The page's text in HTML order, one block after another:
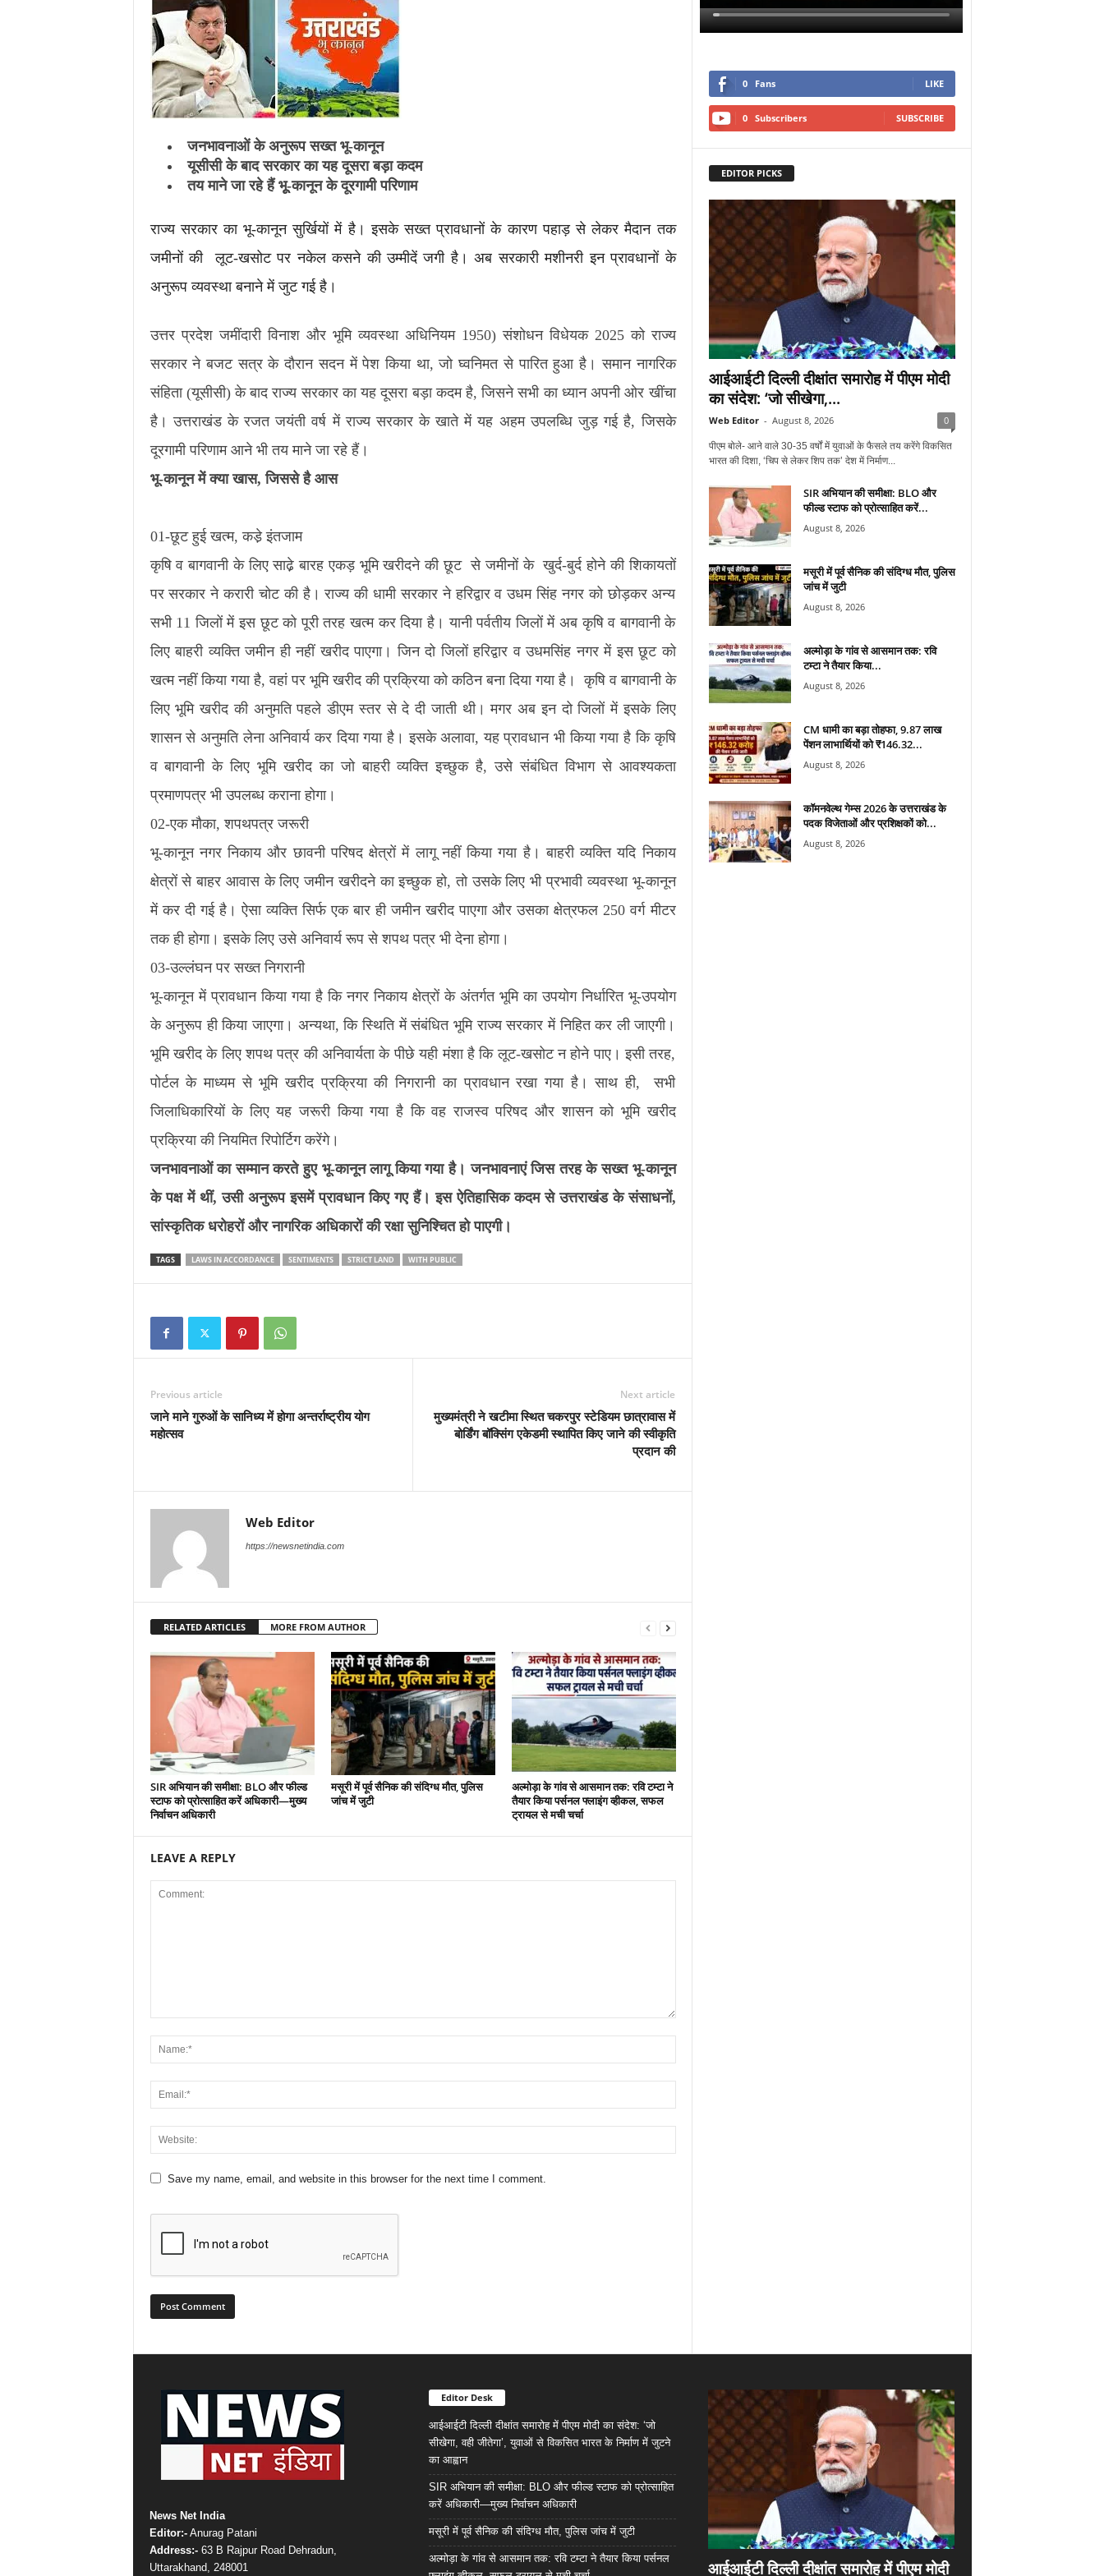
जनभावनाओं के अनुरूप सख्त भू-कानून
यूसीसी के बाद सरकार का यह दूसरा बड़ा कदम
तय माने जा रहे हैं भूू-कानून के दूरगामी परिणाम
राज्य सरकार का भू-कानून सुर्खियों में है। इसके सख्त प्रावधानों के कारण पहाड़ से लेकर मैदान तक
जमीनों की लूट-खसोट पर नकेल कसने की उम्मीदें जगी है। अब सरकारी मशीनरी इन प्रावधानों के
अनुरूप व्यवस्था बनाने में जुट गई है।
उत्तर प्रदेश जमींदारी विनाश और भूमि व्यवस्था अधिनियम 1950) संशोधन विधेयक 2025 को राज्य
सरकार ने बजट सत्र के दौरान सदन में पेश किया था, जो घ्वनिमत से पारित हुआ है। समान नागरिक
संहिता (यूसीसी) के बाद राज्य सरकार का यह दूसरा बड़ा कदम है, जिसने सभी का ध्यान अपनी ओर खींचा
है। उत्तराखंड के रजत जयंती वर्ष में राज्य सरकार के खाते में यह अहम उपलब्धि जुड़ गई है, जिसके
दूरगामी परिणाम आने भी तय माने जा रहे हैं।
भू-कानून में क्या खास, जिससे है आस
01-छूट हुई खत्म, कडे़ इंतजाम
कृषि व बागवानी के लिए साढे़ बारह एकड़ भूमि खरीदने की छूट से जमीनों के खुर्द-बुर्द होने की शिकायतों
पर सरकार ने करारी चोट की है। राज्य की धामी सरकार ने हरिद्वार व उधम सिंह नगर को छोड़कर अन्य
सभी 11 जिलों में इस छूट को पूरी तरह खत्म कर दिया है। यानी पर्वतीय जिलों में अब कृषि व बागवानी के
लिए बाहरी व्यक्ति जमीन ही नहीं खरीद पाएगा। जिन दो जिलों हरिद्वार व उधमसिंह नगर में इस छूट को
खत्म नहीं किया गया है, वहां पर भूमि खरीद की प्रक्रिया को कठिन बना दिया गया है। कृषि व बागवानी के
लिए भूमि खरीद की अनुमति पहले डीएम स्तर से दे दी जाती थी। मगर अब इन दो जिलों में इसके लिए
शासन से अनुमति लेना अनिवार्य कर दिया गया है। इसके अलावा, यह प्रावधान भी किया गया है कि कृषि
व बागवानी के लिए भूमि खरीद का जो बाहरी व्यक्ति इच्छुक है, उसे संबंधित विभाग से आवश्यकता
प्रमाणपत्र भी उपलब्ध कराना होगा।
02-एक मौका, शपथपत्र जरूरी
भू-कानून नगर निकाय और छावनी परिषद क्षेत्रों में लागू नहीं किया गया है। बाहरी व्यक्ति यदि निकाय
क्षेत्रों से बाहर आवास के लिए जमीन खरीदने का इच्छुक हो, तो उसके लिए भी प्रभावी व्यवस्था भू-कानून
में कर दी गई है। ऐसा व्यक्ति सिर्फ एक बार ही जमीन खरीद पाएगा और उसका क्षेत्रफल 250 वर्ग मीटर
तक ही होगा। इसके लिए उसे अनिवार्य रूप से शपथ पत्र भी देना होगा।
03-उल्लंघन पर सख्त निगरानी
भू-कानून में प्रावधान किया गया है कि नगर निकाय क्षेत्रों के अंतर्गत भूमि का उपयोग निर्धारित भू-उपयोग
के अनुरूप ही किया जाएगा। अन्यथा, कि स्थिति में संबंधित भूमि राज्य सरकार में निहित कर ली जाएगी।
भूमि खरीद के लिए शपथ पत्र की अनिवार्यता के पीछे यही मंशा है कि लूट-खसोट न होने पाए। इसी तरह,
पोर्टल के माध्यम से भूमि खरीद प्रक्रिया की निगरानी का प्रावधान रखा गया है। साथ ही, सभी
जिलाधिकारियों के लिए यह जरूरी किया गया है कि वह राजस्व परिषद और शासन को भूमि खरीद
प्रक्रिया की नियमित रिपोर्टिग करेंगे।
जनभावनाओं का सम्मान करते हुए भू-कानून लागू किया गया है। जनभावनाएं जिस तरह के सख्त भू-कानून
के पक्ष में थीं, उसी अनुरूप इसमें प्रावधान किए गए हैं। इस ऐतिहासिक कदम से उत्तराखंड के संसाधनों,
सांस्कृतिक धरोहरों और नागरिक अधिकारों की रक्षा सुनिश्चित हो पाएगी।
TAGS LAWS IN ACCORDANCE SENTIMENTS STRICT LAND WITH PUBLIC
Previous article
जाने माने गुरुओं के सानिध्य में होगा अन्तर्राष्ट्रीय योग
महोत्सव
Next article
मुख्यमंत्री ने खटीमा स्थित चकरपुर स्टेडियम छात्रावास में
बोर्डिंग बॉक्सिंग एकेडमी स्थापित किए जाने की स्वीकृति
प्रदान की
Web Editor
https://newsnetindia.com
RELATED ARTICLES MORE FROM AUTHOR
SIR अभियान की समीक्षा: BLO और फील्ड
स्टाफ को प्रोत्साहित करें अधिकारी—मुख्य
निर्वाचन अधिकारी
मसूरी में पूर्व सैनिक की संदिग्ध मौत, पुलिस
जांच में जुटी
अल्मोड़ा के गांव से आसमान तक: रवि टम्टा ने
तैयार किया पर्सनल फ्लाइंग व्हीकल, सफल
ट्रायल से मची चर्चा
LEAVE A REPLY
Save my name, email, and website in this browser for the next time I comment.
0 Fans LIKE
0 Subscribers SUBSCRIBE
EDITOR PICKS
आईआईटी दिल्ली दीक्षांत समारोह में पीएम मोदी
का संदेश: ‘जो सीखेगा,...
Web Editor - August 8, 2026 0
पीएम बोले- आने वाले 30-35 वर्षों में युवाओं के फैसले तय करेंगे विकसित
भारत की दिशा, ‘चिप से लेकर शिप तक’ देश में निर्माण...
SIR अभियान की समीक्षा: BLO और
फील्ड स्टाफ को प्रोत्साहित करें...
August 8, 2026
मसूरी में पूर्व सैनिक की संदिग्ध मौत, पुलिस
जांच में जुटी
August 8, 2026
अल्मोड़ा के गांव से आसमान तक: रवि
टम्टा ने तैयार किया...
August 8, 2026
CM धामी का बड़ा तोहफा, 9.87 लाख
पेंशन लाभार्थियों को ₹146.32...
August 8, 2026
कॉमनवेल्थ गेम्स 2026 के उत्तराखंड के
पदक विजेताओं और प्रशिक्षकों को...
August 8, 2026
News Net India
Editor:-Anurag Patani
Address:-63 B Rajpur Road Dehradun,
Uttarakhand, 248001
Editor Desk
आईआईटी दिल्ली दीक्षांत समारोह में पीएम मोदी का संदेश: ‘जो
सीखेगा, वही जीतेगा’, युवाओं से विकसित भारत के निर्माण में जुटने
का आह्वान
SIR अभियान की समीक्षा: BLO और फील्ड स्टाफ को प्रोत्साहित
करें अधिकारी—मुख्य निर्वाचन अधिकारी
मसूरी में पूर्व सैनिक की संदिग्ध मौत, पुलिस जांच में जुटी
अल्मोड़ा के गांव से आसमान तक: रवि टम्टा ने तैयार किया पर्सनल
आईआईटी दिल्ली दीक्षांत समारोह में पीएम मोदी